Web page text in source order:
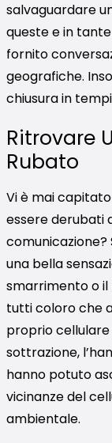
salvaguardare
queste e in
fornito
geografiche.
chiusura in
Ritrovare
Rubato
Vi è mai
essere derubati
una bella
smarrimento o il
tutti coloro che
proprio
sottrazione,
hanno potuto
vicinanze del
ambientale.